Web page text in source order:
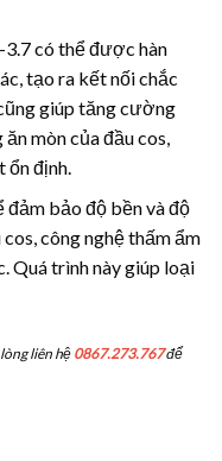
có thể được hàn
tạo ra kết nối chắc
giúp tăng cường
mòn của đầu cos,
định.
bảo độ bền và độ
công nghệ thấm ẩm
Quá trình này giúp loại
liên hệ 0867.273.767để